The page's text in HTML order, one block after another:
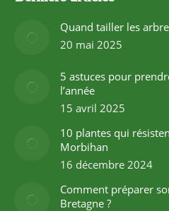
Quand tailler les
20 mai 2025
5 astuces pour
l’année
15 avril 2025
10 plantes qui
Morbihan
16 décembre 2024
Comment préparer
Bretagne ?